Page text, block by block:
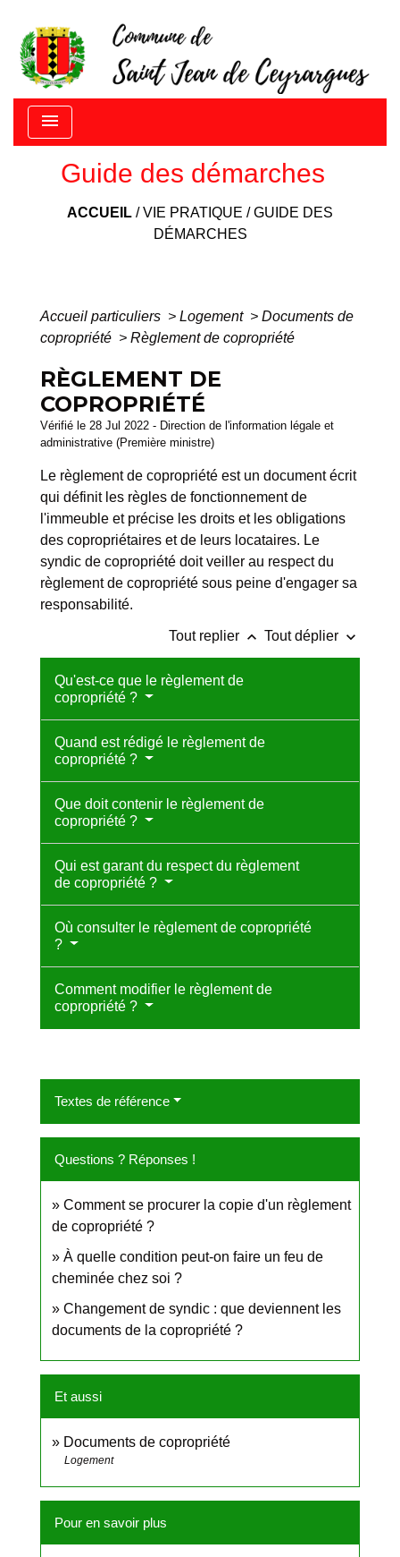
menu
Guide des démarches
ACCUEIL /VIE PRATIQUE /GUIDE DES
DÉMARCHES
Accueil particuliers > Logement > Documents de
copropriété > Règlement de copropriété
RÈGLEMENT DE
COPROPRIÉTÉ
Vérifié le 28 Jul 2022 - Direction de l'information légale et
administrative (Première ministre)
Le règlement de copropriété est un document écrit
qui définit les règles de fonctionnement de
l'immeuble et précise les droits et les obligations
des copropriétaires et de leurs locataires. Le
syndic de copropriété doit veiller au respect du
règlement de copropriété sous peine d'engager sa
responsabilité.
Tout replier keyboard_arrow_up Tout déplier keyboard_arrow_down
Qu'est-ce que le règlement de
copropriété ?
Quand est rédigé le règlement de
copropriété ?
Que doit contenir le règlement de
copropriété ?
Qui est garant du respect du règlement
de copropriété ?
Où consulter le règlement de copropriété
?
Comment modifier le règlement de
copropriété ?
Textes de référence
Questions ? Réponses !
Comment se procurer la copie d'un règlement
de copropriété ?
À quelle condition peut-on faire un feu de
cheminée chez soi ?
Changement de syndic : que deviennent les
documents de la copropriété ?
Et aussi
Documents de copropriété
Logement
Pour en savoir plus